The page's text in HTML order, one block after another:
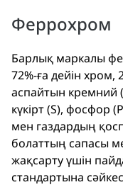
Феррохром
Барлық маркалы
72%-ға дейін хром,
аспайтын кремний
күкірт (S), фосфор
мен газдардың
болаттың сапасы
жақсарту үшін
стандартына